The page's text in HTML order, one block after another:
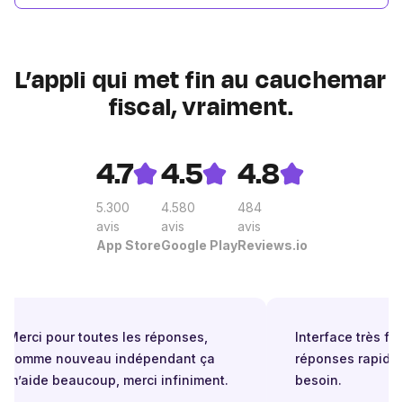
L’appli qui met fin au cauchemar
fiscal, vraiment.
4.7
5.300
avis
App Store
4.5
4.580
avis
Google Play
4.8
484
avis
Reviews.io
Merci pour toutes les réponses,
comme nouveau indépendant ça
m’aide beaucoup, merci infiniment.
Interface très
réponses
besoin.